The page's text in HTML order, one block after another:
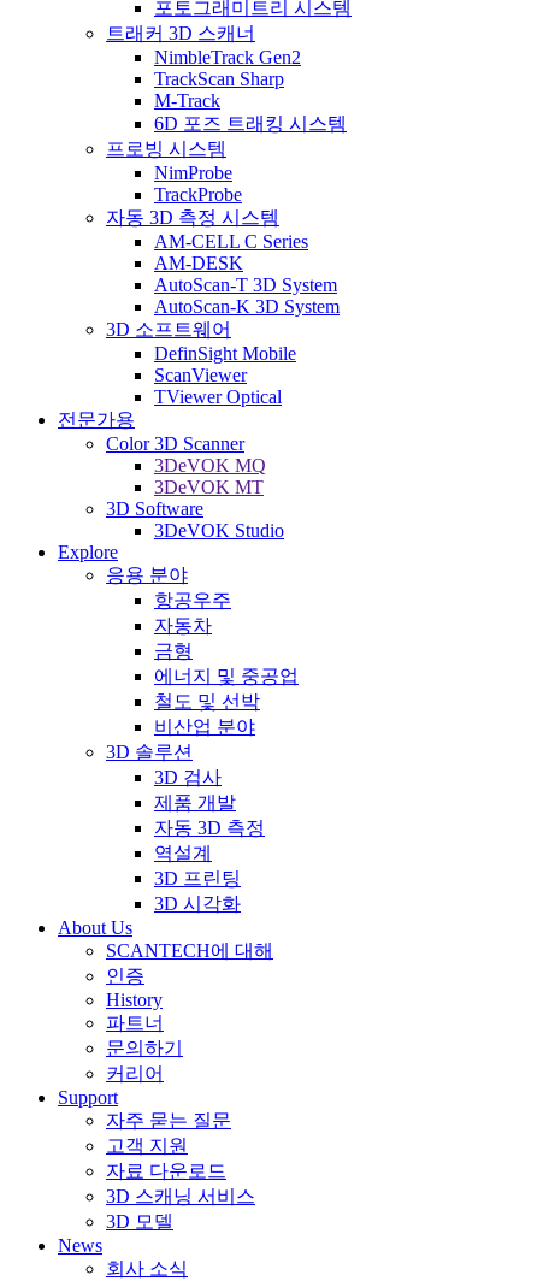
포토그래미트리 시스템
트래커 3D 스캐너
NimbleTrack Gen2
TrackScan Sharp
M-Track
6D 포즈 트래킹 시스템
프로빙 시스템
NimProbe
TrackProbe
자동 3D 측정 시스템
AM-CELL C Series
AM-DESK
AutoScan-T 3D System
AutoScan-K 3D System
3D 소프트웨어
DefinSight Mobile
ScanViewer
TViewer Optical
전문가용
Color 3D Scanner
3DeVOK MQ
3DeVOK MT
3D Software
3DeVOK Studio
Explore
응용 분야
항공우주
자동차
금형
에너지 및 중공업
철도 및 선박
비산업 분야
3D 솔루션
3D 검사
제품 개발
자동 3D 측정
역설계
3D 프린팅
3D 시각화
About Us
SCANTECH에 대해
인증
History
파트너
문의하기
커리어
Support
자주 묻는 질문
고객 지원
자료 다운로드
3D 스캐닝 서비스
3D 모델
News
회사 소식